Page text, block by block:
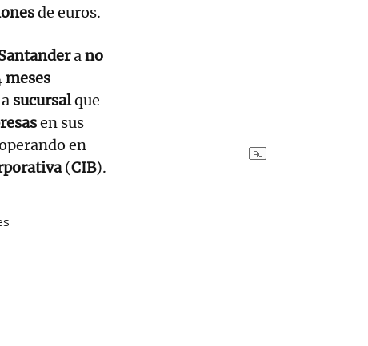
de euros.
ano
meses
sucursalque
en sus
en
(CIB).